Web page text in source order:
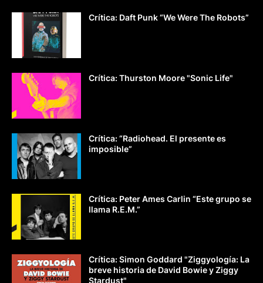
Crítica: Daft Punk “We Were The Robots”
Crítica: Thurston Moore "Sonic Life"
Crítica: “Radiohead. El presente es
imposible”
Crítica: Peter Ames Carlin “Este grupo se
llama R.E.M.”
Crítica: Simon Goddard "Ziggyología: La
breve historia de David Bowie y Ziggy
Stardust"